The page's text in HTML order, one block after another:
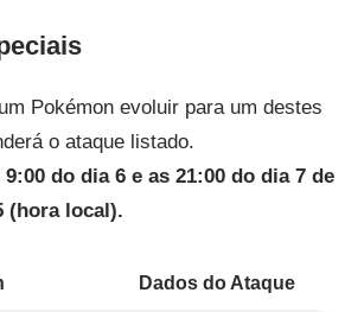
Pokémon evoluir para um destes
o ataque listado.
do dia 6 e as 21:00 do dia 7 de
(hora local).
Dados do Ataque